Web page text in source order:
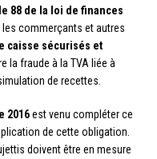
88 de la loi de finances
les commerçants et autres
caisse sécurisés et
la fraude à la TVA liée à
de recettes.
2016est venu compléter ce
de cette obligation.
doivent être en mesure